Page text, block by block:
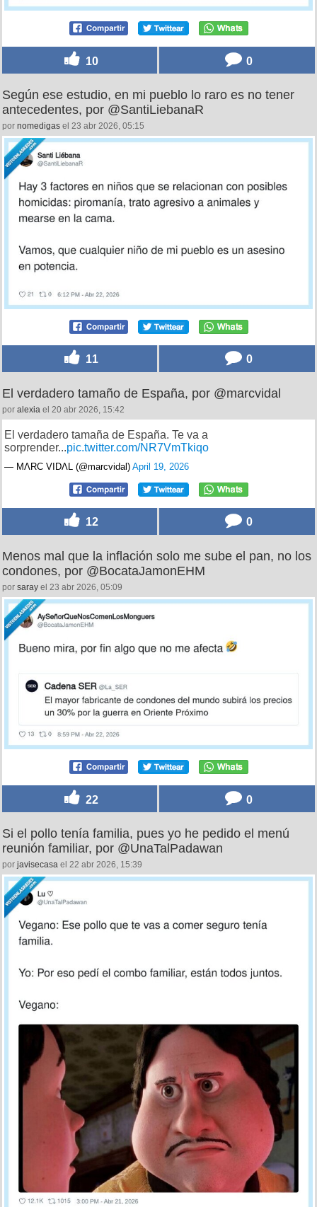
10 0
Según ese estudio, en mi pueblo lo raro es no tener
antecedentes, por @SantiLiebanaR
por nomedigas el 23 abr 2026, 05:15
11 0
El verdadero tamaño de España, por @marcvidal
por alexia el 20 abr 2026, 15:42
El verdadero tamaña de España. Te va a
sorprender...pic.twitter.com/NR7VmTkiqo
— MΛRC VIDΛL (@marcvidal) April 19, 2026
12 0
Menos mal que la inflación solo me sube el pan, no los
condones, por @BocataJamonEHM
por saray el 23 abr 2026, 05:09
22 0
Si el pollo tenía familia, pues yo he pedido el menú
reunión familiar, por @UnaTalPadawan
por javisecasa el 22 abr 2026, 15:39